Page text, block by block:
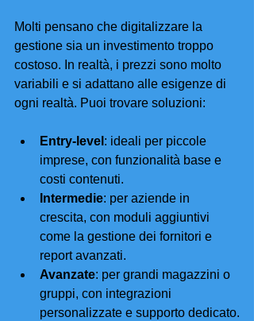
Molti pensano che digitalizzare la
gestione sia un investimento troppo
costoso. In realtà, i prezzi sono molto
variabili e si adattano alle esigenze di
ogni realtà. Puoi trovare soluzioni:
Entry-level : ideali per piccole
imprese, con funzionalità base e
costi contenuti.
Intermedie: per aziende in
crescita, con moduli aggiuntivi
come la gestione dei fornitori e
report avanzati.
Avanzate: per grandi magazzini o
gruppi, con integrazioni
personalizzate e supporto dedicato.